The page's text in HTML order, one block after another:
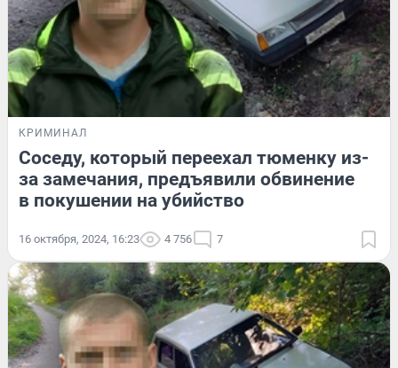
КРИМИНАЛ
Соседу, который переехал тюменку из-
за замечания, предъявили обвинение
в покушении на убийство
16 октября, 2024, 16:23 4 756 7